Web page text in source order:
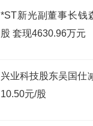
*ST新光副董事长钱
股 套现4630.96万元
兴业科技股东吴国仕
10.50元/股